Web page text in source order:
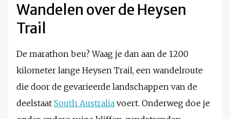
Wandelen over de Heysen
Trail
De marathon beu? Waag je dan aan de 1200
kilometer lange Heysen Trail, een wandelroute
die door de gevarieerde landschappen van de
deelstaat South Australia voert. Onderweg doe je